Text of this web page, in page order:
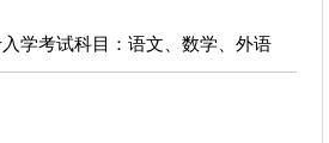
学考试科目：语文、数学、外语